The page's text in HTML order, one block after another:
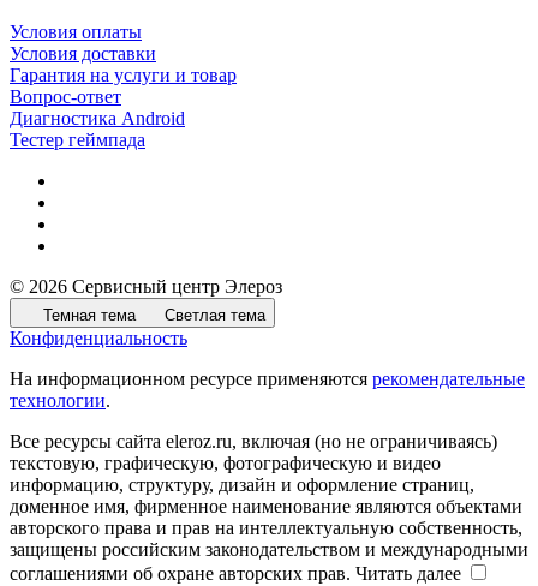
Условия оплаты
Условия доставки
Гарантия на услуги и товар
Вопрос-ответ
Диагностика Android
Тестер геймпада
© 2026 Сервисный центр Элероз
Темная тема Светлая тема
Конфиденциальность
На информационном ресурсе применяются рекомендательные
технологии.
Все ресурсы сайта eleroz.ru, включая (но не ограничиваясь)
текстовую, графическую, фотографическую и видео
информацию, структуру, дизайн и оформление страниц,
доменное имя, фирменное наименование являются объектами
авторского права и прав на интеллектуальную собственность,
защищены российским законодательством и международными
соглашениями об охране авторских прав. Читать далее